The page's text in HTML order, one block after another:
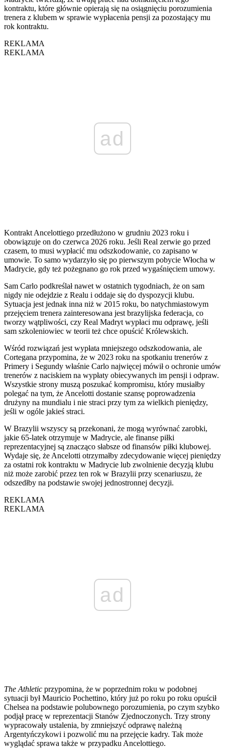
kontraktu, które głównie opierają się na osiągnięciu porozumienia
trenera z klubem w sprawie wypłacenia pensji za pozostający mu
rok kontraktu.
REKLAMA
REKLAMA
ad
Kontrakt Ancelottiego przedłużono w grudniu 2023 roku i
obowiązuje on do czerwca 2026 roku. Jeśli Real zerwie go przed
czasem, to musi wypłacić mu odszkodowanie, co zapisano w
umowie. To samo wydarzyło się po pierwszym pobycie Włocha w
Madrycie, gdy też pożegnano go rok przed wygaśnięciem umowy.
Sam Carlo podkreślał nawet w ostatnich tygodniach, że on sam
nigdy nie odejdzie z Realu i oddaje się do dyspozycji klubu.
Sytuacja jest jednak inna niż w 2015 roku, bo natychmiastowym
przejęciem trenera zainteresowana jest brazylijska federacja, co
tworzy wątpliwości, czy Real Madryt wypłaci mu odprawę, jeśli
sam szkoleniowiec w teorii też chce opuścić Królewskich.
Wśród rozwiązań jest wypłata mniejszego odszkodowania, ale
Cortegana przypomina, że w 2023 roku na spotkaniu trenerów z
Primery i Segundy właśnie Carlo najwięcej mówił o ochronie umów
trenerów z naciskiem na wypłaty obiecywanych im pensji i odpraw.
Wszystkie strony muszą poszukać kompromisu, który musiałby
polegać na tym, że Ancelotti dostanie szansę poprowadzenia
drużyny na mundialu i nie straci przy tym za wielkich pieniędzy,
jeśli w ogóle jakieś straci.
W Brazylii wszyscy są przekonani, że mogą wyrównać zarobki,
jakie 65-latek otrzymuje w Madrycie, ale finanse piłki
reprezentacyjnej są znacząco słabsze od finansów piłki klubowej.
Wydaje się, że Ancelotti otrzymałby zdecydowanie więcej pieniędzy
za ostatni rok kontraktu w Madrycie lub zwolnienie decyzją klubu
niż może zarobić przez ten rok w Brazylii przy scenariuszu, że
odszedłby na podstawie swojej jednostronnej decyzji.
REKLAMA
REKLAMA
ad
The Athletic przypomina, że w poprzednim roku w podobnej
sytuacji był Mauricio Pochettino, który już po roku po roku opuścił
Chelsea na podstawie polubownego porozumienia, po czym szybko
podjął pracę w reprezentacji Stanów Zjednoczonych. Trzy strony
wypracowały ustalenia, by zmniejszyć odprawę należną
Argentyńczykowi i pozwolić mu na przejęcie kadry. Tak może
wyglądać sprawa także w przypadku Ancelottiego.